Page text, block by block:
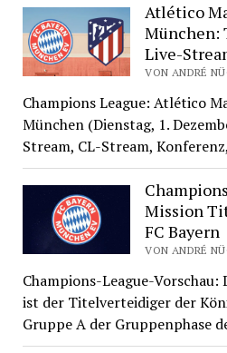
Atlético
München:
Live-
VON ANDRÉ
Champions League: Atlético
München (Dienstag, 1.
Stream, CL-Stream,
Mission
FC Bayern
VON ANDRÉ
Champions-League-Vorschau:
ist der Titelverteidiger der
Gruppe A der Gruppenphase